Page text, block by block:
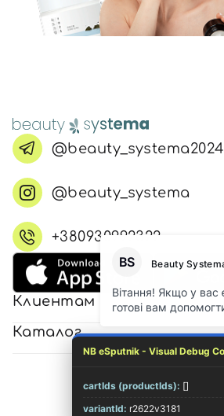
@beauty_systema2024
@beauty_systema
+380930992322
Клиентам
Каталог
© 2026 Все права
NB eSputnik - Visual Debug
cartIds (productIds): []
variantId: r2622v3181